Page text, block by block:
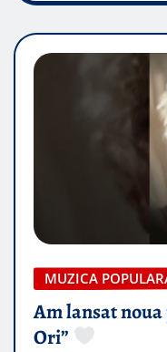
MUZICA
Am lansat noua
Ori”